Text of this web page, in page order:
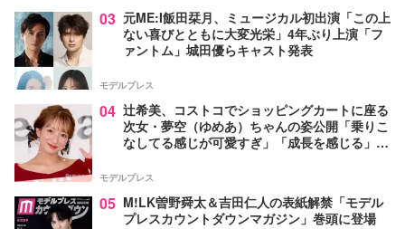
03 元ME:I飯田栞月、ミュージカル初出演「この上
ない喜びとともに大変光栄」4年ぶり上演「フ
ァントム」城田優らキャスト発表
モデルプレス
04 辻希美、コストコでショッピングカートに座る
次女・夢空（ゆめあ）ちゃんの姿公開「乗りこ
なしてる感じが可愛すぎ」「成長を感じる」の
モデルプレス
05 M!LK曽野舜太＆吉田仁人の表紙解禁「モデル
プレスカウントダウンマガジン」巻頭に登場